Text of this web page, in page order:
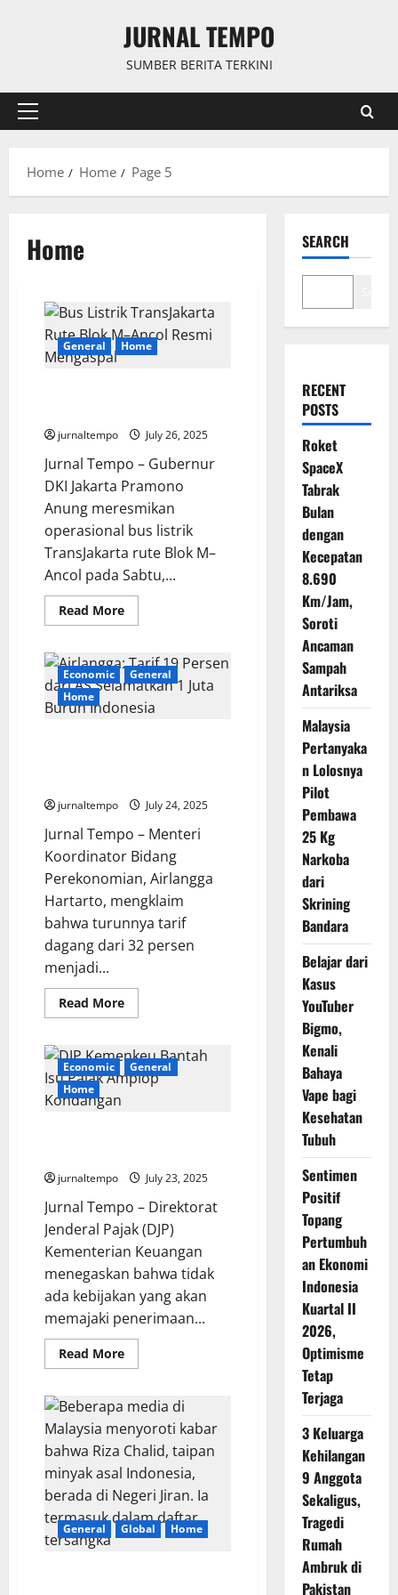
JURNAL TEMPO
SUMBER BERITA TERKINI
Primary
Home
Home Page 5
Home
General Home
jurnaltempo July 26, 2025
Jurnal Tempo – Gubernur
DKI Jakarta Pramono
Anung meresmikan
operasional bus listrik
TransJakarta rute Blok M–
Ancol pada Sabtu,...
Read MoreRead
more
Listrik
TransJakarta
Rute
Blok
M–
Economic
General
Home
jurnaltempo July 24, 2025
Jurnal Tempo – Menteri
Koordinator Bidang
Perekonomian, Airlangga
Hartarto, mengklaim
bahwa turunnya tarif
dagang dari 32 persen
menjadi...
Read MoreRead
more
Tarif
19
Persen
dari
Economic
General
Home
jurnaltempo July 23, 2025
Jurnal Tempo – Direktorat
Jenderal Pajak (DJP)
Kementerian Keuangan
menegaskan bahwa tidak
ada kebijakan yang akan
memajaki penerimaan...
Read MoreRead
more
Kemenkeu
Bantah
Isu
Pajak
Amplop
Kondangan
General Global Home
SEARCH
RECENT
POSTS
Roket
SpaceX
Tabrak
Bulan
dengan
Kecepatan
8.690
Km/Jam,
Soroti
Ancaman
Sampah
Antariksa
Malaysia
Pertanyaka
n Lolosnya
Pilot
Pembawa
25 Kg
Narkoba
dari
Skrining
Bandara
Belajar dari
Kasus
YouTuber
Bigmo,
Kenali
Bahaya
Vape bagi
Kesehatan
Tubuh
Sentimen
Positif
Topang
Pertumbuh
an Ekonomi
Indonesia
Kuartal II
2026,
Optimisme
Tetap
Terjaga
3 Keluarga
Kehilangan
9 Anggota
Sekaligus,
Tragedi
Rumah
Ambruk di
Pakistan